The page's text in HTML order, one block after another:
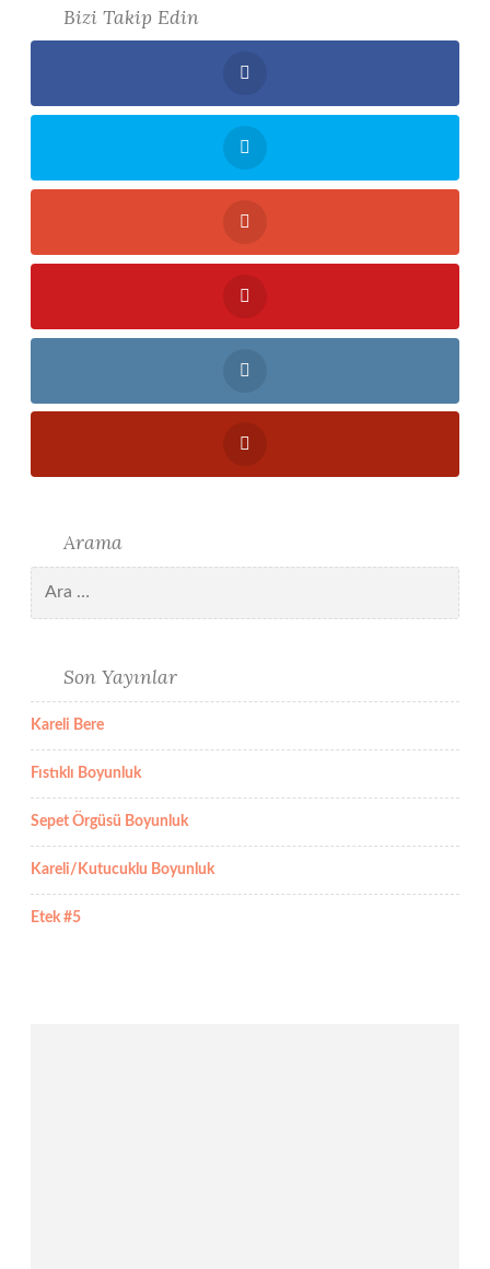
Bizi Takip Edin
Arama
Son Yayınlar
Kareli Bere
Fıstıklı Boyunluk
Sepet Örgüsü Boyunluk
Kareli/Kutucuklu Boyunluk
Etek #5